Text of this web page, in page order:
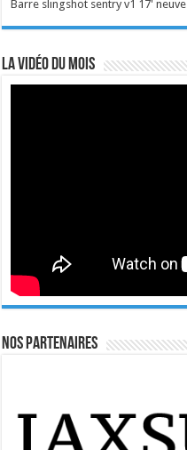
Barre slingshot sentry v1 17' neuve
La vidéo du mois
Nos Partenaires